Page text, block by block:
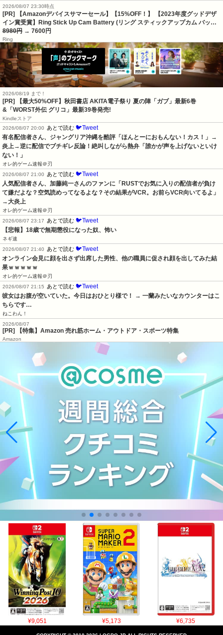
2026/08/07 23:30時点
[PR] 【Amazonデバイスサマーセール】【15%OFF！】 【2023年度グッドデザ
イン賞受賞】Ring Stick Up Cam Battery (リング スティックアップカム バッ…
8980円 → 7600円
Ring
2026/08/19 まで！
[PR] 【最大50%OFF】秋田書店 AKITA電子祭り 夏の陣「ガブ」最新6巻
&「WORST外伝 グリコ」最新39巻発売!
Kindleストア
2026/08/07 20:00
あとで読む 🐦Tweet
有名配信者さん、ジャングリア沖縄を酷評「ほんとーにおもんない！カス！」→
炎上→逆に配信でブチギレ反論！絶叫しながら熱弁「誰かが声を上げないといけ
ない！」
オレ的ゲーム速報＠刃
2026/08/07 21:00
あとで読む 🐦Tweet
人気配信者さん、加藤純一さんのファンに「RUSTでお気に入りの配信者が負け
て嫌だよな？空気読めってなるよな？その結果がVCR。お前らVCR向いてるよ」
→大炎上
オレ的ゲーム速報＠刃
2026/08/07 23:17
あとで読む 🐦Tweet
【悲報】18歳で無期懲役になった奴、怖い
ネギ速
2026/08/07 21:40
あとで読む 🐦Tweet
オンライン会見に顔を出さず出席した男性、他の職員に促され顔を出してみた結
果ｗｗｗｗｗ
オレ的ゲーム速報＠刃
2026/08/07 21:15
あとで読む 🐦Tweet
彼女はお腹が空いていた。今日はおひとり様で！ → 一蘭みたいなカウンターはこ
ちらです…
ねこわん！
2026/08/07
[PR] 【特集】Amazon 売れ筋ホーム・アウトドア・スポーツ特集
Amazon
¥9,051 ¥5,173 ¥6,735